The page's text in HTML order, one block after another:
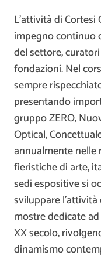
L’attività di
impegno continuo
del settore,
fondazioni. Nel
sempre
presentando
gruppo ZERO,
Optical,
annualmente
fieristiche di arte,
sedi espositive si
sviluppare
mostre dedicate
XX secolo,
dinamismo